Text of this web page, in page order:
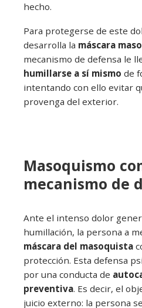
hecho.
Para protegerse de este
desarrolla la máscara
mecanismo de defensa le
humillarse a sí mismo de
intentando con ello evitar
provenga del exterior.
Masoquismo
mecanismo de
Ante el intenso dolor
humillación, la persona a
máscara del masoquista
protección. Esta defensa
por una conducta de
preventiva. Es decir, el
juicio externo: la persona